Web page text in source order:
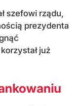
szefowi rządu,
prezydenta
już